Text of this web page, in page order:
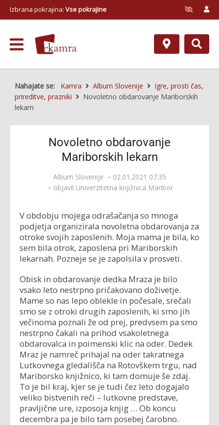
Izbrana pokrajina: Vse pokrajine
Nahajate se: Kamra Album Slovenije
Igre, prosti čas,
prireditve, prazniki
Novoletno obdarovanje Mariborskih
lekarn
Novoletno obdarovanje
Mariborskih lekarn
Album Slovenije
02.01.2021 07:35
objavil Univerzitetna knjižnica Maribor
V obdobju mojega odrašačanja so mnoga
podjetja organizirala novoletna obdarovanja za
otroke svojih zaposlenih. Moja mama je bila, ko
sem bila otrok, zaposlena pri Mariborskih
lekarnah. Pozneje se je zapolsila v prosveti.
Obisk in obdarovanje dedka Mraza je bilo
vsako leto nestrpno pričakovano doživetje.
Mame so nas lepo oblekle in počesale, srečali
smo se z otroki drugih zaposlenih, ki smo jih
večinoma poznali že od prej, predvsem pa smo
nestrpno čakali na prihod vsakoletnega
obdarovalca in poimenski klic na oder. Dedek
Mraz je namreč prihajal na oder takratnega
Lutkovnega gledališča na Rotovškem trgu, nad
Mariborsko knjižnico, ki tam domuje še zdaj.
To je bil kraj, kjer se je tudi čez leto dogajalo
veliko bistvenih reči – lutkovne predstave,
pravljične ure, izposoja knjig … Ob koncu
decembra pa je bilo tam posebej čarobno.